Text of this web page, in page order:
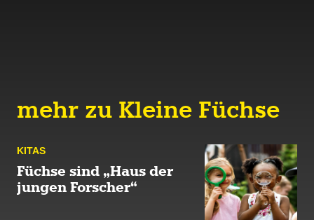
mehr zu Kleine Füchse
KITAS
Füchse sind „Haus der
jungen Forscher“